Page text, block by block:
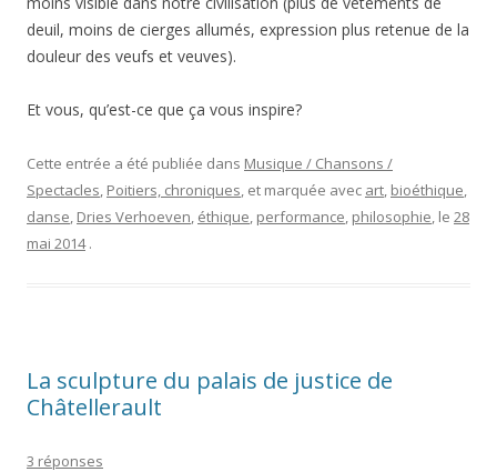
deuil, moins de cierges allumés, expression plus retenue de la
douleur des veufs et veuves).
Et vous, qu’est-ce que ça vous inspire?
Cette entrée a été publiée dans Musique / Chansons /
Spectacles, Poitiers, chroniques, et marquée avec art, bioéthique,
danse, Dries Verhoeven, éthique, performance, philosophie, le 28
mai 2014 .
La sculpture du palais de justice de
Châtellerault
3 réponses